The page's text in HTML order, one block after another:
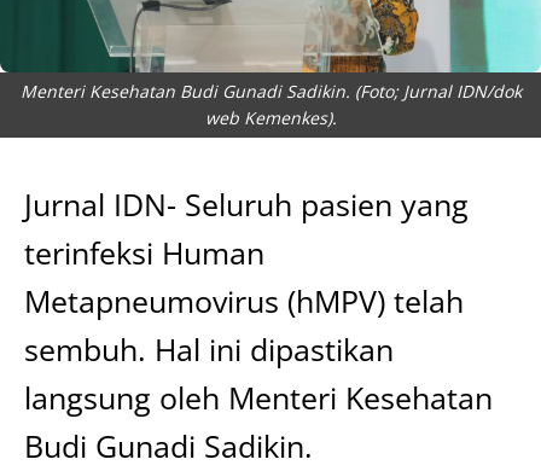
Menteri Kesehatan Budi Gunadi Sadikin. (Foto; Jurnal IDN/dok
web Kemenkes).
Jurnal IDN- Seluruh pasien yang
terinfeksi Human
Metapneumovirus (hMPV) telah
sembuh. Hal ini dipastikan
langsung oleh Menteri Kesehatan
Budi Gunadi Sadikin.